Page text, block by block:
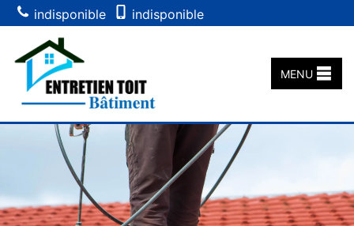
indisponible indisponible
MENU